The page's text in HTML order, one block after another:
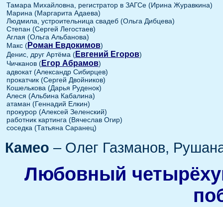
Тамара Михайловна, регистратор в ЗАГСе (Ирина Журавкина)
Марина (Маргарита Адаева)
Людмила, устроительница свадеб (Ольга Дибцева)
Степан (Сергей Легостаев)
Аглая (Ольга Альбанова)
Макс (Роман Евдокимов)
Денис, друг Артёма (Евгений Егоров)
Чичканов (Егор Абрамов)
адвокат (Александр Сибирцев)
прокатчик (Сергей Двойников)
Кошелькова (Дарья Руденок)
Алеся (Альбина Кабалина)
атаман (Геннадий Елкин)
прокурор (Алексей Зеленский)
работник картинга (Вячеслав Огир)
соседка (Татьяна Саранец)
Камео – Олег Газманов,
Любовный